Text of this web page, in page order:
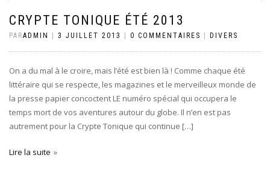
CRYPTE TONIQUE ÉTÉ 2013
PARADMIN | 3 JUILLET 2013 | 0 COMMENTAIRES | DIVERS
On a du mal à le croire, mais l’été est bien là ! Comme chaque été
littéraire qui se respecte, les magazines et le merveilleux monde de
la presse papier concoctent LE numéro spécial qui occupera le
temps mort de vos aventures autour du globe. Il n’en est pas
autrement pour la Crypte Tonique qui continue […]
Lire la suite